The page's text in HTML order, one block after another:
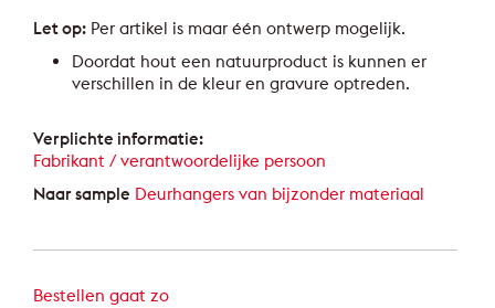
Let op: Per artikel is maar één ontwerp mogelijk.
Doordat hout een natuurproduct is kunnen er
verschillen in de kleur en gravure optreden.
Verplichte informatie:
Fabrikant / verantwoordelijke persoon
Naar sample Deurhangers van bijzonder materiaal
Bestellen gaat zo